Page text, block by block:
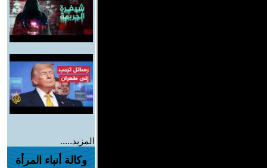
المزيد.....
وكالة أنباء المرأة